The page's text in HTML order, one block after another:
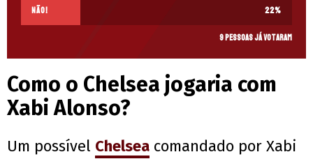
Não! 22%
9 pessoas já votaram
Como o Chelsea jogaria com
Xabi Alonso?
Um possível Chelsea comandado por Xabi